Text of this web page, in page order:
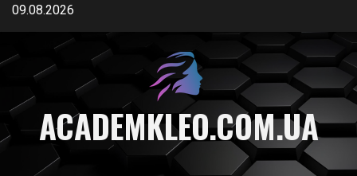
Перейти
содержимому
09.08.2026
ACADEMKLEO.COM.UA